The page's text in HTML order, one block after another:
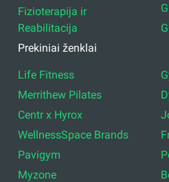
Fizioterapija ir
Reabilitacija
Prekiniai ženklai
Life Fitness
Merrithew Pilates
Centr x Hyrox
WellnessSpace Brands
Pavigym
Myzone